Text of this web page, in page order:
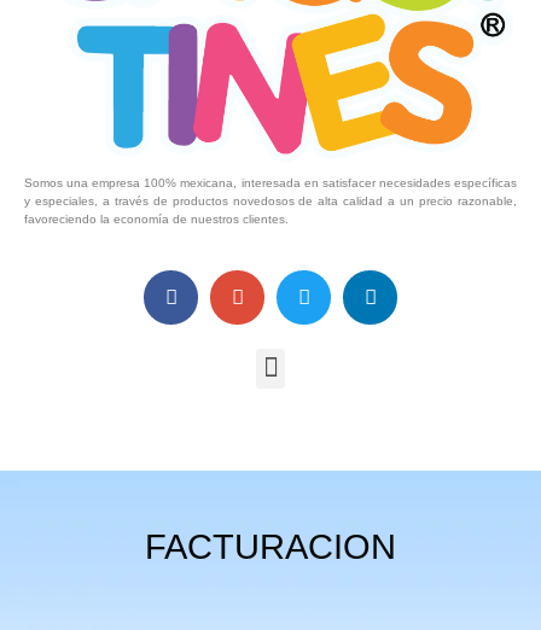
Somos una empresa 100% mexicana, interesada en satisfacer necesidades específicas
y especiales, a través de productos novedosos de alta calidad a un precio razonable,
favoreciendo la economía de nuestros clientes.
FACTURACION